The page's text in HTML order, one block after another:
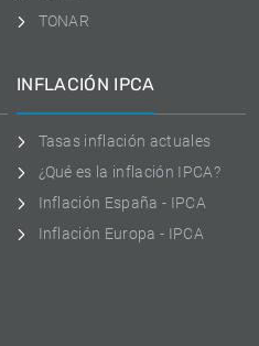
TONAR
INFLACIÓN IPCA
Tasas inflación actuales
¿Qué es la inflación IPCA?
Inflación España - IPCA
Inflación Europa - IPCA